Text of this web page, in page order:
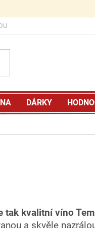
DÁRKY
tak kvalitní víno
a skvěle